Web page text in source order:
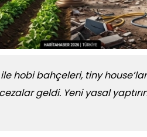
ile hobi bahçeleri, tiny
geldi. Yeni yasal